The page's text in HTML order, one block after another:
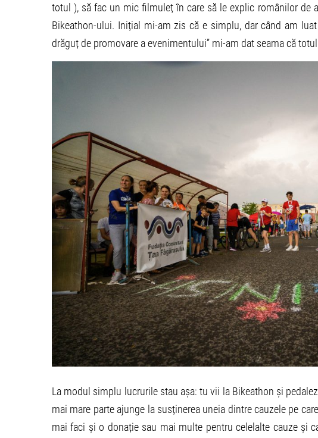
totul ), să fac un mic filmuleț în care să le explic românilor de
Bikeathon-ului. Inițial mi-am zis că e simplu, dar când am
drăguț de promovare a evenimentului” mi-am dat seama că
La modul simplu lucrurile stau așa: tu vii la Bikeathon și
mai mare parte ajunge la susținerea uneia dintre cauzele pe
mai faci și o donație sau mai multe pentru celelalte cauze și